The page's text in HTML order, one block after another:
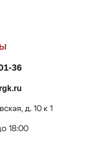
36
д. 10 к 1
18:00